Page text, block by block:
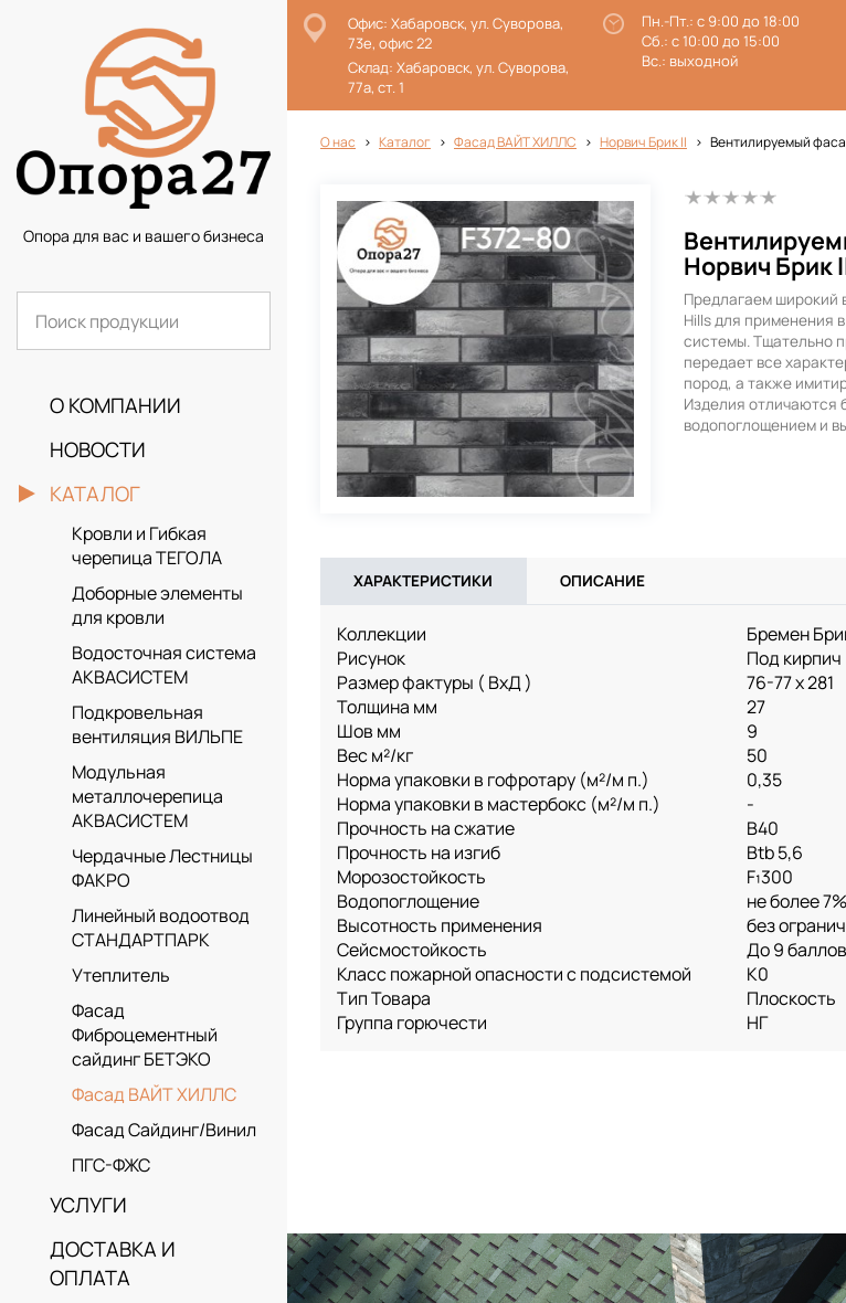
Опора для вас и вашего бизнеса
О КОМПАНИИ
НОВОСТИ
КАТАЛОГ
Кровли и Гибкая
черепица ТЕГОЛА
Доборные элементы
для кровли
Водосточная система
АКВАСИСТЕМ
Подкровельная
вентиляция ВИЛЬПЕ
Модульная
металлочерепица
АКВАСИСТЕМ
Чердачные Лестницы
ФАКРО
Линейный водоотвод
СТАНДАРТПАРК
Утеплитель
Фасад
Фиброцементный
сайдинг БЕТЭКО
Фасад ВАЙТ ХИЛЛС
Фасад Сайдинг/Винил
ПГС-ФЖС
УСЛУГИ
ДОСТАВКА И
ОПЛАТА
Офис: Хабаровск, ул. Суворова,
73е, офис 22
Склад: Хабаровск, ул. Суворова,
77а, ст. 1
Пн.-Пт.: с 9:00 до 18:00
Сб.: с 10:00 до 15:00
Вс.: выходной
О нас Каталог Фасад ВАЙТ ХИЛЛС Норвич Брик II Вентилируемый
Норвич Брик
Предлагаем широкий
Hills для применения
системы. Тщательно
передает все
пород, а также
Изделия отличаются
водопоглощением и
ХАРАКТЕРИСТИКИ ОПИСАНИЕ
Коллекции
Бремен
Рисунок
Под кирпич
Размер фактуры ( ВхД )
76-77 х 281
Толщина мм
27
Шов мм
9
Вес м²/кг
50
Норма упаковки в гофротару (м²/м п.)
0,35
Норма упаковки в мастербокс (м²/м п.)
-
Прочность на сжатие
B40
Прочность на изгиб
Btb 5,6
Морозостойкость
F₁300
Водопоглощение
не более 7%
Высотность применения
без
Сейсмостойкость
До 9
Класс пожарной опасности с подсистемой
K0
Тип Товара
Плоскость
Группа горючести
НГ